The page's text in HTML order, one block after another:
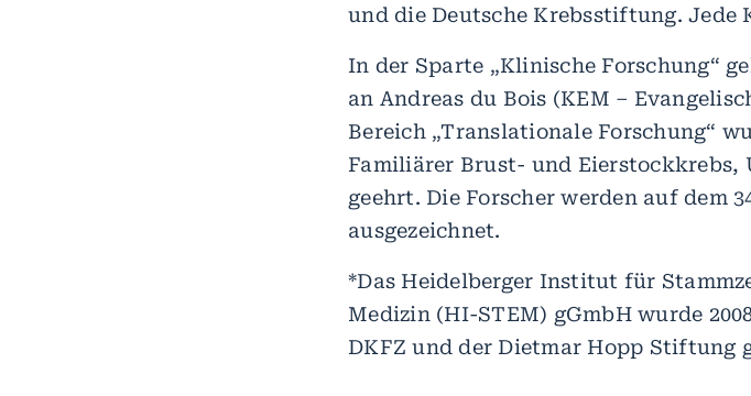
und die Deutsche Krebsstiftung. Jede
In der Sparte „Klinische Forschung“
an Andreas du Bois (KEM –
Bereich „Translationale Forschung“
Familiärer Brust- und
geehrt. Die Forscher werden auf dem
ausgezeichnet.
*Das Heidelberger Institut für
Medizin (HI-STEM) gGmbH wurde
DKFZ und der Dietmar Hopp Stiftung